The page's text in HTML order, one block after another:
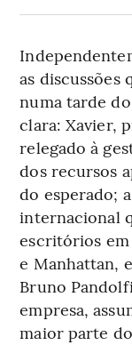
as discussões
numa tarde
clara: Xavier,
relegado à
dos recursos
do esperado;
internacional
escritórios
e Manhattan,
Bruno
empresa,
maior parte